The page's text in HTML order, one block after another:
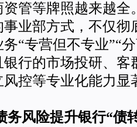
资管等牌照越来越全
事业部方式，不仅彻
“专营但不专业”“
银行的市场投研、客
风控等专业化能力显
务风险提升银行“债